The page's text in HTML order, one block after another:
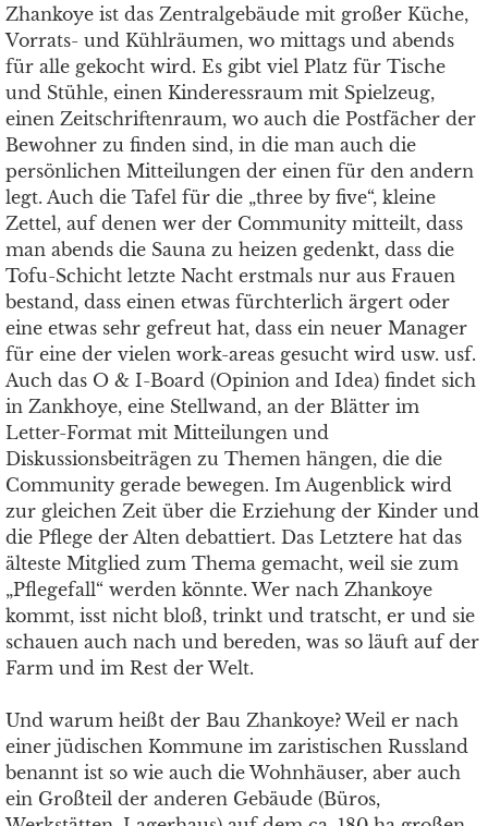
Zhankoye ist das Zentralgebäude mit großer Küche,
Vorrats- und Kühlräumen, wo mittags und abends
für alle gekocht wird. Es gibt viel Platz für Tische
und Stühle, einen Kinderessraum mit Spielzeug,
einen Zeitschriftenraum, wo auch die Postfächer der
Bewohner zu finden sind, in die man auch die
persönlichen Mitteilungen der einen für den andern
legt. Auch die Tafel für die „three by five“, kleine
Zettel, auf denen wer der Community mitteilt, dass
man abends die Sauna zu heizen gedenkt, dass die
Tofu-Schicht letzte Nacht erstmals nur aus Frauen
bestand, dass einen etwas fürchterlich ärgert oder
eine etwas sehr gefreut hat, dass ein neuer Manager
für eine der vielen work-areas gesucht wird usw. usf.
Auch das O & I-Board (Opinion and Idea) findet sich
in Zankhoye, eine Stellwand, an der Blätter im
Letter-Format mit Mitteilungen und
Diskussionsbeiträgen zu Themen hängen, die die
Community gerade bewegen. Im Augenblick wird
zur gleichen Zeit über die Erziehung der Kinder und
die Pflege der Alten debattiert. Das Letztere hat das
älteste Mitglied zum Thema gemacht, weil sie zum
„Pflegefall“ werden könnte. Wer nach Zhankoye
kommt, isst nicht bloß, trinkt und tratscht, er und sie
schauen auch nach und bereden, was so läuft auf der
Farm und im Rest der Welt.
Und warum heißt der Bau Zhankoye? Weil er nach
einer jüdischen Kommune im zaristischen Russland
benannt ist so wie auch die Wohnhäuser, aber auch
ein Großteil der anderen Gebäude (Büros,